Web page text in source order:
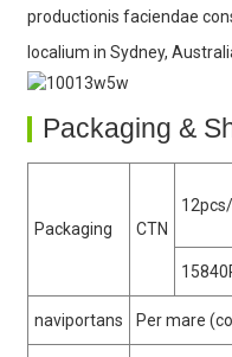
productionis faciendae
localium in Sydney,
Packaging &
Packaging CTN
naviportans Per mare